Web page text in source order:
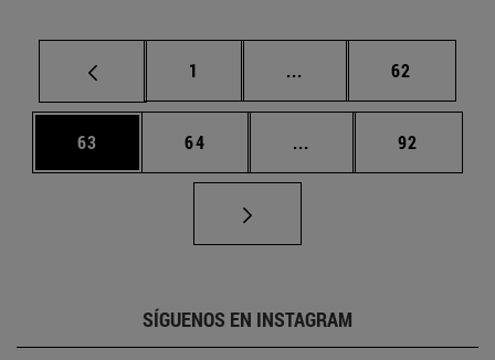
Página
1 ... Páginas intermedias
Página
62
Página
63 Página
64 ... Páginas intermedias
Página
92
SÍGUENOS EN INSTAGRAM